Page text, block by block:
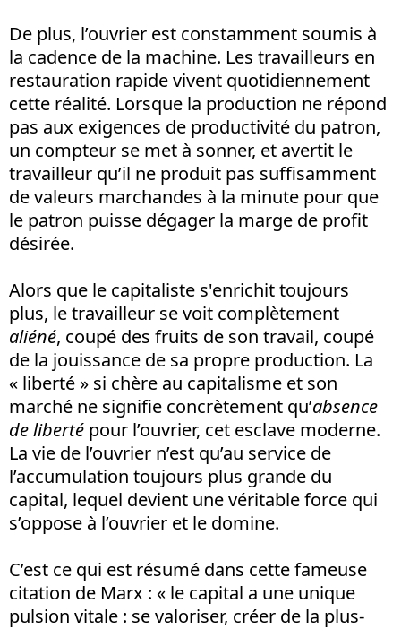
De plus, l’ouvrier est constamment soumis à
la cadence de la machine. Les travailleurs en
restauration rapide vivent quotidiennement
cette réalité. Lorsque la production ne répond
pas aux exigences de productivité du patron,
un compteur se met à sonner, et avertit le
travailleur qu’il ne produit pas suffisamment
de valeurs marchandes à la minute pour que
le patron puisse dégager la marge de profit
désirée.
Alors que le capitaliste s'enrichit toujours
plus, le travailleur se voit complètement
aliéné, coupé des fruits de son travail, coupé
de la jouissance de sa propre production. La
« liberté » si chère au capitalisme et son
marché ne signifie concrètement qu’absence
de liberté pour l’ouvrier, cet esclave moderne.
La vie de l’ouvrier n’est qu’au service de
l’accumulation toujours plus grande du
capital, lequel devient une véritable force qui
s’oppose à l’ouvrier et le domine.
C’est ce qui est résumé dans cette fameuse
citation de Marx : « le capital a une unique
pulsion vitale : se valoriser, créer de la plus-